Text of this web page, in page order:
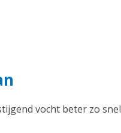
vocht beter zo snel